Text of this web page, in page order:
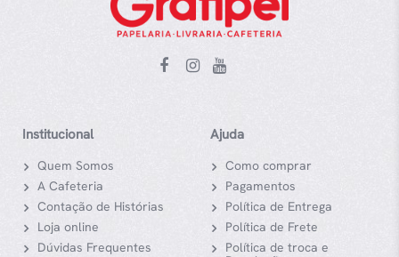
Institucional
Quem Somos
A Cafeteria
Contação de Histórias
Loja online
Dúvidas Frequentes
Ajuda
Como comprar
Pagamentos
Política de Entrega
Política de Frete
Política de troca e